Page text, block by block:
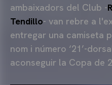
ambaixadors del Club -
Tendillo- van rebre a
entregar una camiseta
nom i número ‘21’-
aconseguir la Copa de